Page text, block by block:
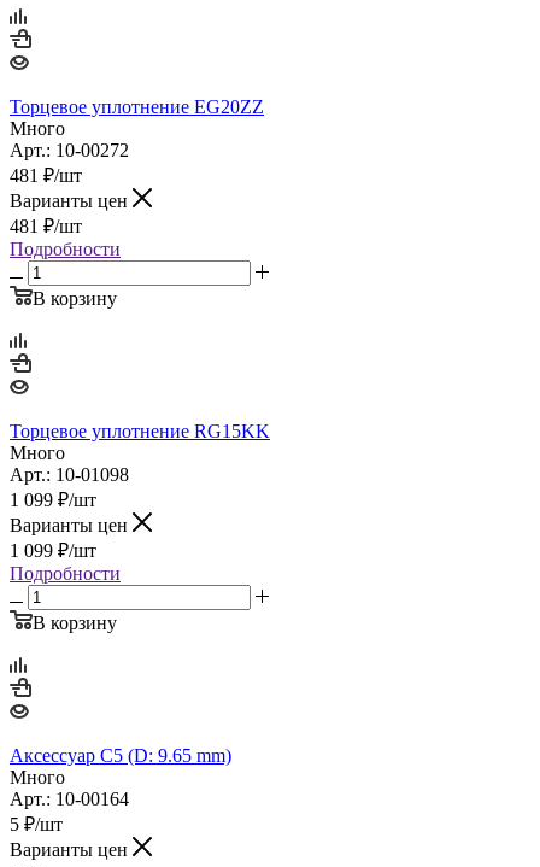
Торцевое уплотнение EG20ZZ
Много
Арт.: 10-00272
481 ₽/шт
Варианты цен
481 ₽/шт
Подробности
В корзину
Торцевое уплотнение RG15KK
Много
Арт.: 10-01098
1 099 ₽/шт
Варианты цен
1 099 ₽/шт
Подробности
В корзину
Аксессуар C5 (D: 9.65 mm)
Много
Арт.: 10-00164
5 ₽/шт
Варианты цен